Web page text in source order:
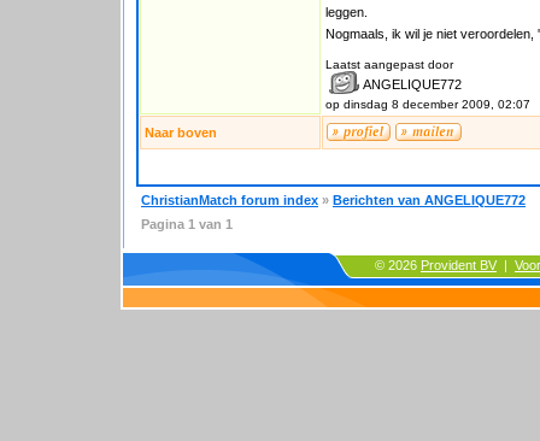
leggen.
Nogmaals, ik wil je niet
Laatst aangepast door
ANGELIQUE772
op dinsdag 8 december 2009, 02:07
Naar boven
ChristianMatch forum index » Berichten van ANGELIQUE772
Pagina 1 van 1
© 2026 Provident BV |